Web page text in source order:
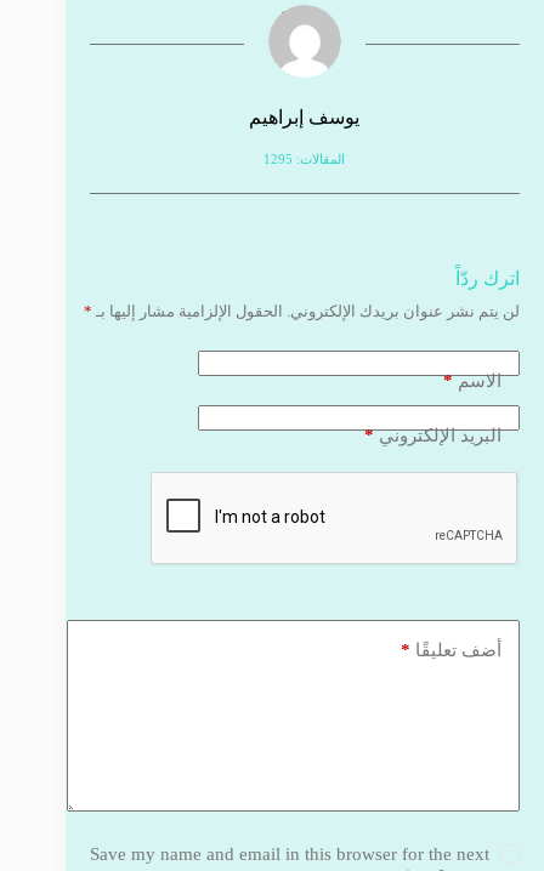
يوسف إبراهيم
المقالات: 1295
اترك ردّاً
لن يتم نشر عنوان بريدك الإلكتروني. الحقول الإلزامية مشار إليها بـ *
الاسم*
البريد الإلكتروني*
أضف تعليقًا *
Save my name and email in this browser for the next